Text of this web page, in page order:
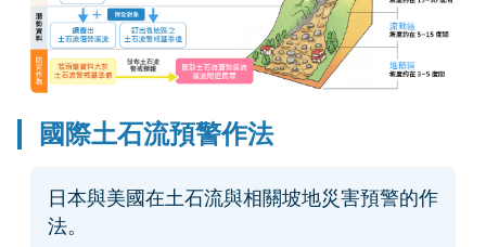
國際土石流預警作法
日本與美國在土石流與相關坡地災害預警的作
法。